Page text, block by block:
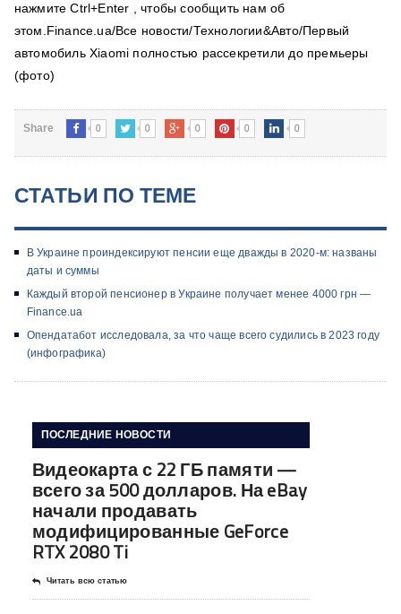
нажмите Ctrl+Enter , чтобы сообщить нам об
этом.Finance.ua/Все новости/Технологии&Авто/Первый
автомобиль Xiaomi полностью рассекретили до премьеры
(фото)
Share 0 0 0 0 0
СТАТЬИ ПО ТЕМЕ
В Украине проиндексируют пенсии еще дважды в 2020-м: названы
даты и суммы
Каждый второй пенсионер в Украине получает менее 4000 грн —
Finance.ua
Опендатабот исследовала, за что чаще всего судились в 2023 году
(инфографика)
ПОСЛЕДНИЕ НОВОСТИ
Видеокарта с 22 ГБ памяти —
всего за 500 долларов. На eBay
начали продавать
модифицированные GeForce
RTX 2080 Ti
Читать всю статью